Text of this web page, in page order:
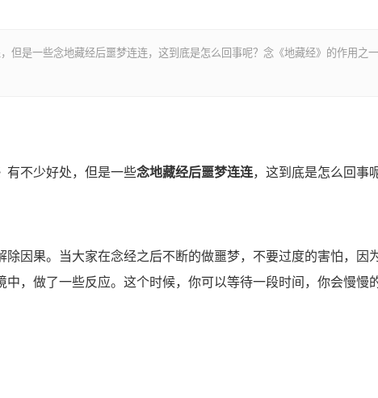
但是一些念地藏经后噩梦连连，这到底是怎么回事呢？念《地藏经》的作用之
不少好处，但是一些念地藏经后噩梦连连，这到底是怎么回事
果。当大家在念经之后不断的做噩梦，不要过度的害怕，因
，做了一些反应。这个时候，你可以等待一段时间，你会慢慢